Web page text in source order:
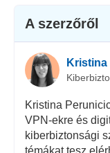
A szerzőről
Kristina
VPN-ekre és
kiberbiztonsági